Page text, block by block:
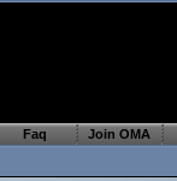
Faq Join OMA